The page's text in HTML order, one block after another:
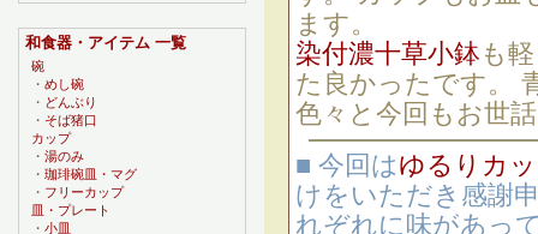
ます。
染付濃十草小鉢 も
た良かったです。
色々と今回もお世
■ 今回はゆるりカ
けをいただき感謝
れぞれに味があっ
和食器・アイテム 一覧
碗
・ めし碗
・ どんぶり
・ そば猪口
カップ
・ 湯のみ
・ 珈琲碗皿・マグ
・ フリーカップ
皿・プレート
・ 小皿